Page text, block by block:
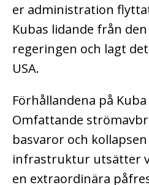
er administration
Kubas lidande från
regeringen och lagt
USA.
Förhållandena på
Omfattande
basvaror och
infrastruktur utsätter
en extraordinära